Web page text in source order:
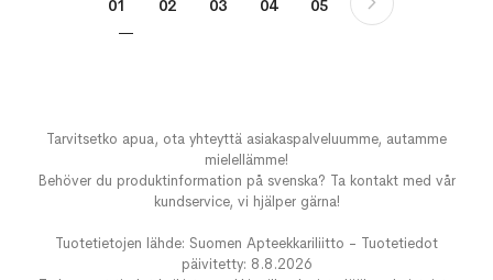
You're currently reading page
01 Sivu
02 Sivu
03 Sivu
04 Sivu
05
Tarvitsetko apua, ota yhteyttä asiakaspalveluumme, autamme
mielellämme!
Behöver du produktinformation på svenska? Ta kontakt med vår
kundservice, vi hjälper gärna!
Tuotetietojen lähde: Suomen Apteekkariliitto - Tuotetiedot
päivitetty: 8.8.2026